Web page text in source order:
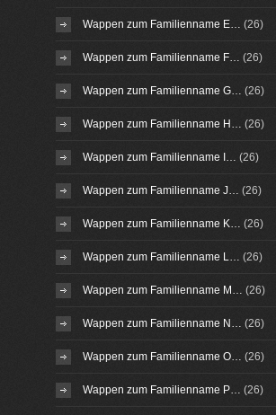
Wappen zum Familienname E… (26)
Wappen zum Familienname F… (26)
Wappen zum Familienname G… (26)
Wappen zum Familienname H… (26)
Wappen zum Familienname I… (26)
Wappen zum Familienname J… (26)
Wappen zum Familienname K… (26)
Wappen zum Familienname L… (26)
Wappen zum Familienname M… (26)
Wappen zum Familienname N… (26)
Wappen zum Familienname O… (26)
Wappen zum Familienname P… (26)